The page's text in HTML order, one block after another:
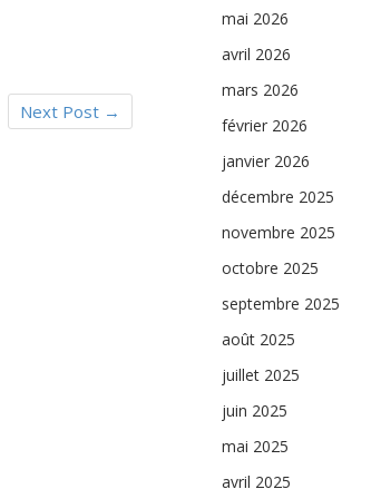
Next Post →
mai 2026
avril 2026
mars 2026
février 2026
janvier 2026
décembre 2025
novembre 2025
octobre 2025
septembre 2025
août 2025
juillet 2025
juin 2025
mai 2025
avril 2025